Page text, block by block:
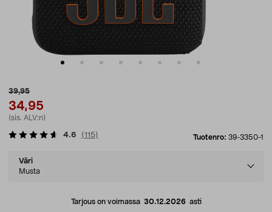
39,95
34,95
(sis. ALV:n)
Tuotenro: 39-3350-1
4.6 (115)
Select
variant
Väri
Musta
Tarjous on voimassa 30.12.2026asti